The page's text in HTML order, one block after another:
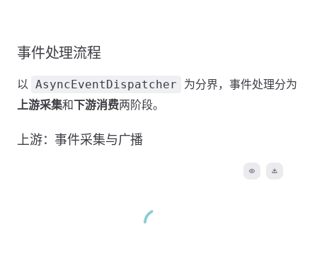
事件处理流程
以 AsyncEventDispatcher
为分界，事件处理分为
上游采集和下游消费两阶段。
上游：事件采集与广播